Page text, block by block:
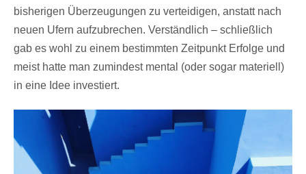
bisherigen Überzeugungen zu verteidigen, anstatt nach
neuen Ufern aufzubrechen. Verständlich – schließlich
gab es wohl zu einem bestimmten Zeitpunkt Erfolge und
meist hatte man zumindest mental (oder sogar materiell)
in eine Idee investiert.